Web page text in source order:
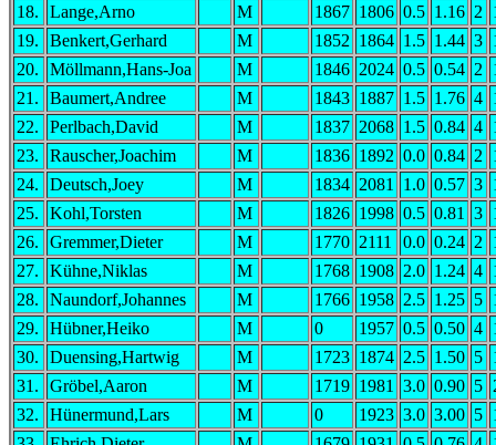
18.
Lange,Arno M 1867 1806 0.5 1.16 2
19.
Benkert,Gerhard M 1852 1864 1.5 1.44 3
20.
Möllmann,Hans-Joa M 1846 2024 0.5 0.54 2
21.
Baumert,Andree M 1843 1887 1.5 1.76 4
22.
Perlbach,David M 1837 2068 1.5 0.84 4
23.
Rauscher,Joachim M 1836 1892 0.0 0.84 2
24.
Deutsch,Joey M 1834 2081 1.0 0.57 3
25.
Kohl,Torsten M 1826 1998 0.5 0.81 3
26.
Gremmer,Dieter M 1770 2111 0.0 0.24 2
27.
Kühne,Niklas M 1768 1908 2.0 1.24 4
28.
Naundorf,Johannes M 1766 1958 2.5 1.25 5
29.
Hübner,Heiko M 0 1957 0.5 0.50 4
30.
Duensing,Hartwig M 1723 1874 2.5 1.50 5
31.
Gröbel,Aaron M 1719 1981 3.0 0.90 5
32.
Hünermund,Lars M 0 1923 3.0 3.00 5